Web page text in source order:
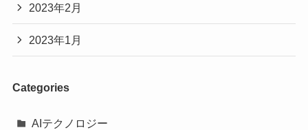
2023年2月
2023年1月
Categories
AIテクノロジー